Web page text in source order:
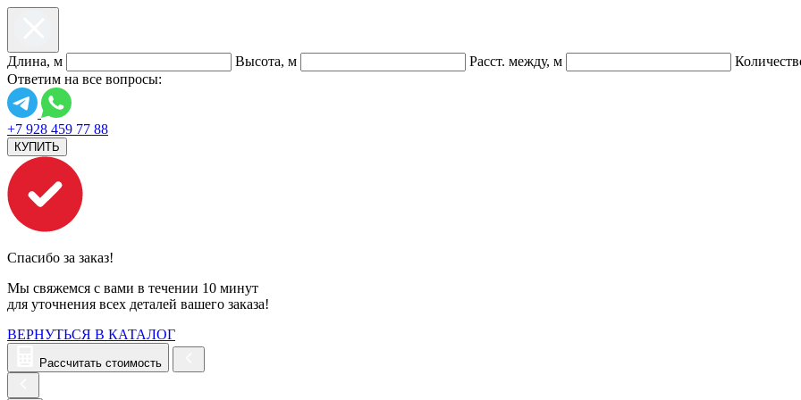
Длина, м Высота, м Расст. между, м
Ответим на все вопросы:
+7 928 459 77 88
КУПИТЬ
Спасибо за заказ!
Мы свяжемся с вами в течении 10 минут
для уточнения всех деталей вашего заказа!
ВЕРНУТЬСЯ В КАТАЛОГ
Рассчитать стоимость